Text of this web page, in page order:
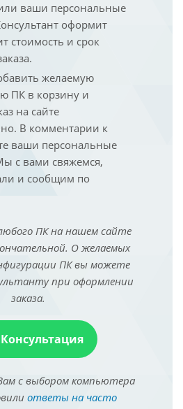
ваши персональные
оформит
стоимость и срок
желаемую
ПК в корзину и
на сайте
В комментарии к
ваши персональные
с вами свяжемся,
и сообщим по
ПК на нашем сайте
О желаемых
ПК вы можете
при оформлении
заказа.
Консультация
с выбором компьютера
ответы на часто